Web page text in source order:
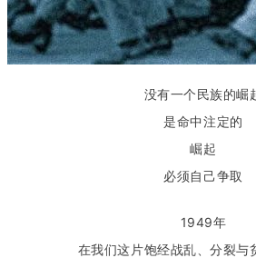
没有一个民族的崛
是命中注定的
崛起
必须自己争取
1949年
在我们这片饱经战乱、分裂与